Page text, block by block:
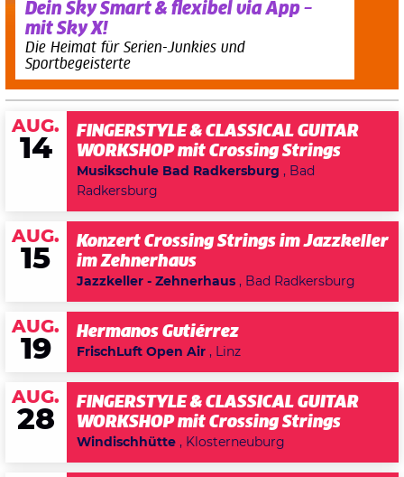
Dein Sky Smart & flexibel via App –
mit Sky X!
Die Heimat für Serien-Junkies und
Sportbegeisterte
AUG.
14
FINGERSTYLE & CLASSICAL GUITAR
WORKSHOP mit Crossing Strings
Musikschule Bad Radkersburg , Bad
Radkersburg
AUG.
15
Konzert Crossing Strings im Jazzkeller
im Zehnerhaus
Jazzkeller - Zehnerhaus , Bad Radkersburg
AUG.
19
Hermanos Gutiérrez
FrischLuft Open Air , Linz
AUG.
28
FINGERSTYLE & CLASSICAL GUITAR
WORKSHOP mit Crossing Strings
Windischhütte , Klosterneuburg